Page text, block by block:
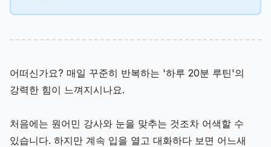
어떠신가요? 매일 꾸준히 반복하는 '하루 20분 루틴'의
강력한 힘이 느껴지시나요.
처음에는 원어민 강사와 눈을 맞추는 것조차 어색할 수
있습니다. 하지만 계속 입을 열고 대화하다 보면 어느새